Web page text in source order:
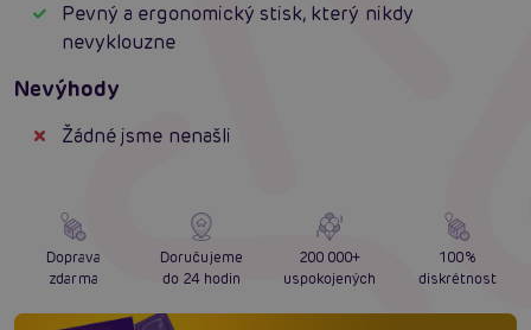
Pevný a ergonomický stisk, který nikdy
nevyklouzne
Nevýhody
Žádné jsme nenašli
Doprava
zdarma
Doručujeme
do 24 hodin
200 000+
uspokojených
100%
diskrétnost